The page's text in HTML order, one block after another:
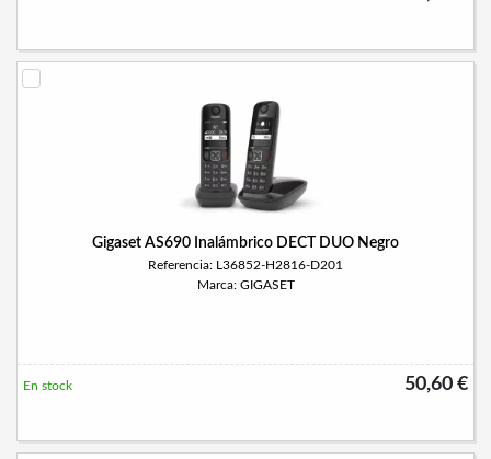
Gigaset AS690 Inalámbrico DECT DUO Negro
Referencia: L36852-H2816-D201
Marca: GIGASET
50,60 €
En stock